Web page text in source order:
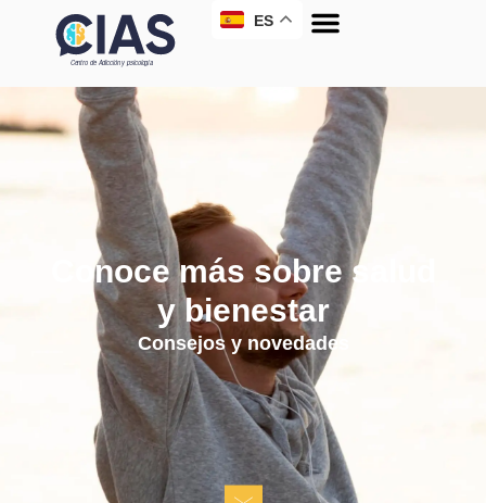
ES
Conoce más sobre salud
y bienestar
Consejos y novedades